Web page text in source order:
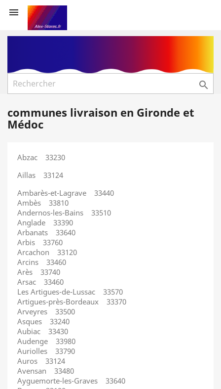


communes livraison en Gironde et
Médoc
Abzac 33230
Aillas 33124
Ambarès-et-Lagrave 33440
Ambès 33810
Andernos-les-Bains 33510
Anglade 33390
Arbanats 33640
Arbis 33760
Arcachon 33120
Arcins 33460
Arès 33740
Arsac 33460
Les Artigues-de-Lussac 33570
Artigues-près-Bordeaux 33370
Arveyres 33500
Asques 33240
Aubiac 33430
Audenge 33980
Auriolles 33790
Auros 33124
Avensan 33480
Ayguemorte-les-Graves 33640